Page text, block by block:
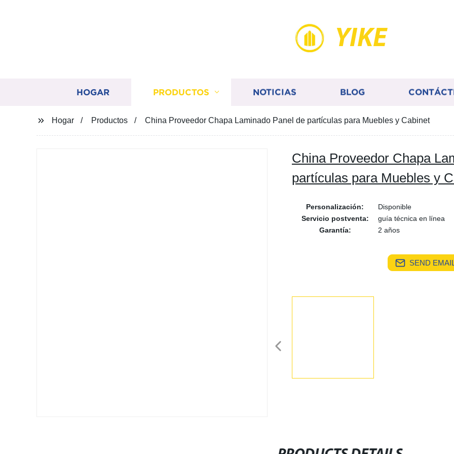
YIKE
HOGAR PRODUCTOS NOTICIAS BLOG
Hogar Productos China Proveedor Chapa Laminado Panel de partículas para Muebles y Cabinet
China Proveedor Chapa
partículas para Muebles y
Personalización:
Disponible
Servicio postventa:
guía técnica en línea
Garantía:
2 años
SEND